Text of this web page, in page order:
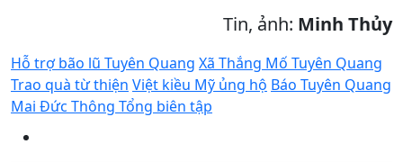
Tin, ảnh: Minh Thủy
Hỗ trợ bão lũ Tuyên Quang Xã Thắng Mố Tuyên Quang
Trao quà từ thiện Việt kiều Mỹ ủng hộ Báo Tuyên Quang
Mai Đức Thông Tổng biên tập